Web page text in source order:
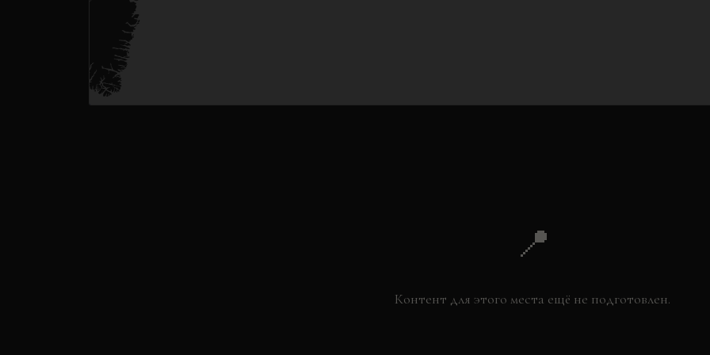
📍
Контент для этого места ещё не подготовлен.